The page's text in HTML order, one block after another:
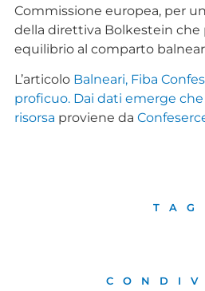
Commissione europea, per
della direttiva Bolkestein che
equilibrio al comparto
L’articolo Balneari, Fiba
proficuo. Dai dati emerge
risorsa proviene da
TAG